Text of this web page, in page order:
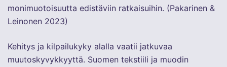
monimuotoisuutta edistäviin ratkaisuihin. (Pakarinen &
Leinonen 2023)
Kehitys ja kilpailukyky alalla vaatii jatkuvaa
muutoskyvykkyyttä. Suomen tekstiili ja muodin